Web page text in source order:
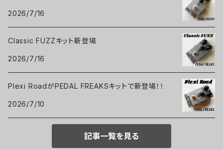
2026/7/16
Classic FUZZキット新登場
2026/7/16
Plexi RoadがPEDAL FREAKSキットで新登場！！
2026/7/10
記事一覧を見る